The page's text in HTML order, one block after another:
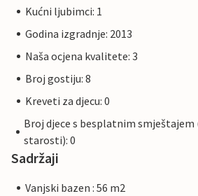
Kućni ljubimci: 1
Godina izgradnje: 2013
Naša ocjena kvalitete: 3
Broj gostiju: 8
Kreveti za djecu: 0
Broj djece s besplatnim
starosti): 0
Sadržaji
Vanjski bazen : 56 m2